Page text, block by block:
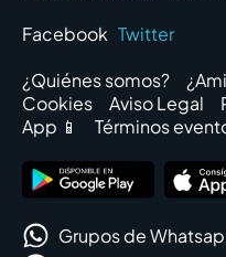
Facebook Twitter
¿Quiénes somos?
Cookies
Aviso Legal
App 📱
Términos
Grupos de